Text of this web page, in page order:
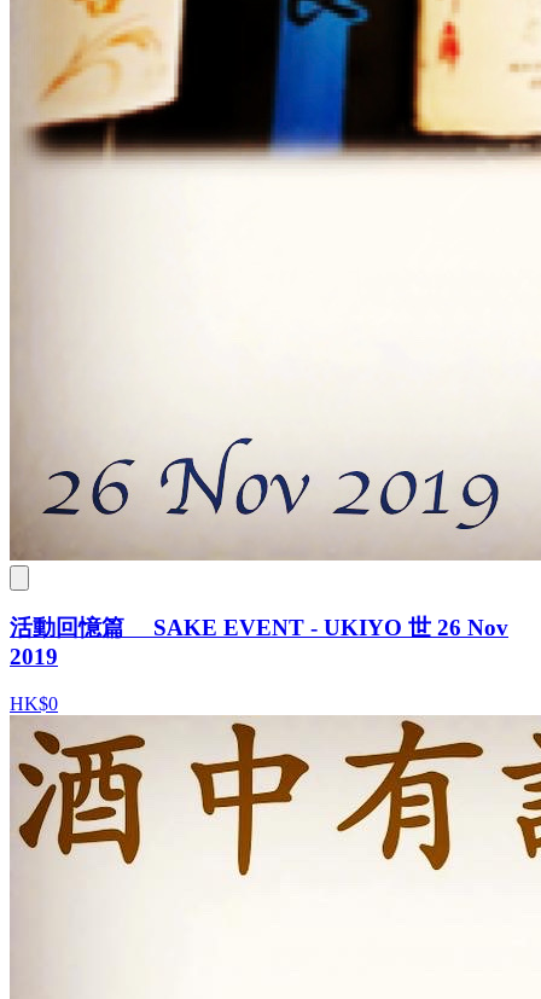
活動回憶篇 SAKE EVENT - UKIYO 世 26 Nov
2019
HK$0